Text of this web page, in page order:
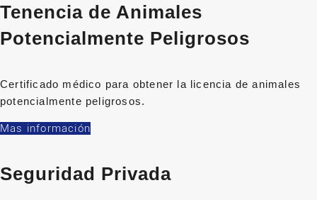
Tenencia de Animales
Potencialmente Peligrosos
Certificado médico para obtener la licencia de animales
potencialmente peligrosos.
Mas información
Seguridad Privada